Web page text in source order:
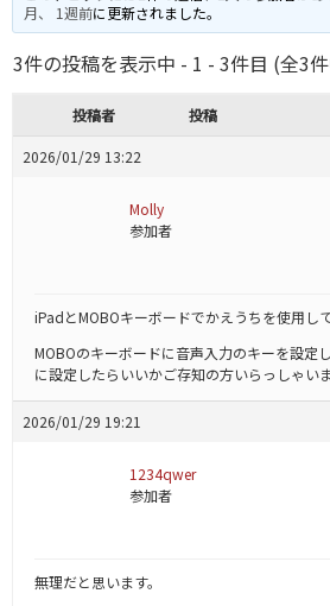
月、 1週前に更新されました。
3件の投稿を表示中 - 1 - 3件目 (全3
投稿者 投稿
2026/01/29 13:22
Molly
参加者
iPadとMOBOキーボードでかえうちを使用し
MOBOのキーボードに音声入力のキーを設定
に設定したらいいかご存知の方いらっしゃい
2026/01/29 19:21
1234qwer
参加者
無理だと思います。